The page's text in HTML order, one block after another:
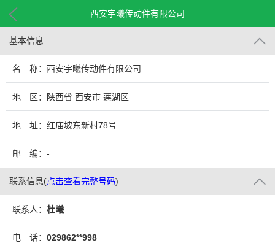
西安宇曦传动件有限公司
基本信息
名 称：西安宇曦传动件有限公司
地 区：陕西省 西安市 莲湖区
地 址：红庙坡东新村78号
邮 编：-
联系信息(点击查看完整号码)
联系人： 杜曦
电 话： 029862**998